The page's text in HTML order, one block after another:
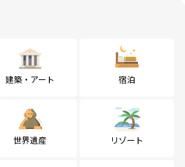
建築・アート 宿泊
世界遺産 リゾート